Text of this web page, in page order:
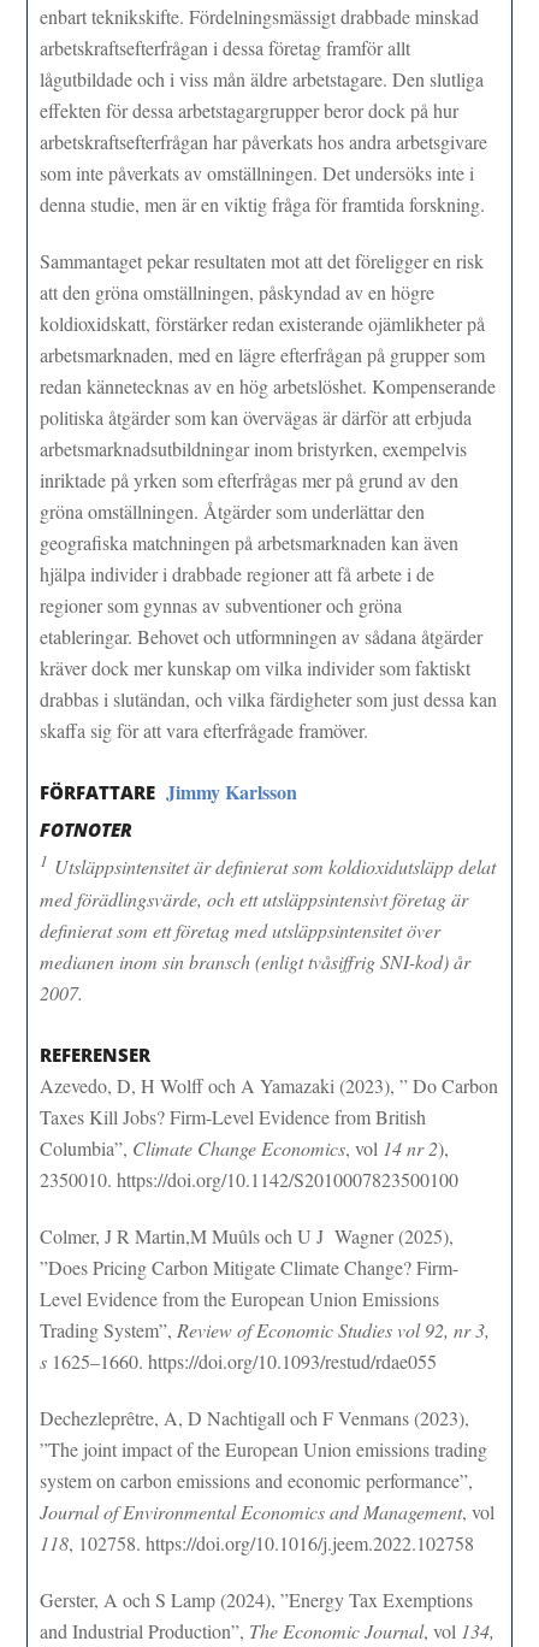
enbart teknikskifte. Fördelningsmässigt drabbade minskad
arbetskraftsefterfrågan i dessa företag framför allt
lågutbildade och i viss mån äldre arbetstagare. Den slutliga
effekten för dessa arbetstagargrupper beror dock på hur
arbetskraftsefterfrågan har påverkats hos andra arbetsgivare
som inte påverkats av omställningen. Det undersöks inte i
denna studie, men är en viktig fråga för framtida forskning.
Sammantaget pekar resultaten mot att det föreligger en risk
att den gröna omställningen, påskyndad av en högre
koldioxidskatt, förstärker redan existerande ojämlikheter på
arbetsmarknaden, med en lägre efterfrågan på grupper som
redan kännetecknas av en hög arbetslöshet. Kompenserande
politiska åtgärder som kan övervägas är därför att erbjuda
arbetsmarknadsutbildningar inom bristyrken, exempelvis
inriktade på yrken som efterfrågas mer på grund av den
gröna omställningen. Åtgärder som underlättar den
geografiska matchningen på arbetsmarknaden kan även
hjälpa individer i drabbade regioner att få arbete i de
regioner som gynnas av subventioner och gröna
etableringar. Behovet och utformningen av sådana åtgärder
kräver dock mer kunskap om vilka individer som faktiskt
drabbas i slutändan, och vilka färdigheter som just dessa kan
skaffa sig för att vara efterfrågade framöver.
FÖRFATTARE Jimmy Karlsson
FOTNOTER
1 Utsläppsintensitet är definierat som koldioxidutsläpp delat
med förädlingsvärde, och ett utsläppsintensivt företag är
definierat som ett företag med utsläppsintensitet över
medianen inom sin bransch (enligt tvåsiffrig SNI-kod) år
2007.
REFERENSER
Azevedo, D, H Wolff och A Yamazaki (2023), ” Do Carbon
Taxes Kill Jobs? Firm-Level Evidence from British
Columbia”, Climate Change Economics, vol 14 nr 2),
2350010. https://doi.org/10.1142/S2010007823500100
Colmer, J R Martin,M Muûls och U J Wagner (2025),
”Does Pricing Carbon Mitigate Climate Change? Firm-
Level Evidence from the European Union Emissions
Trading System”, Review of Economic Studies vol 92, nr 3,
s 1625–1660. https://doi.org/10.1093/restud/rdae055
Dechezleprêtre, A, D Nachtigall och F Venmans (2023),
”The joint impact of the European Union emissions trading
system on carbon emissions and economic performance”,
Journal of Environmental Economics and Management, vol
118, 102758. https://doi.org/10.1016/j.jeem.2022.102758
Gerster, A och S Lamp (2024), ”Energy Tax Exemptions
and Industrial Production”, The Economic Journal, vol 134,